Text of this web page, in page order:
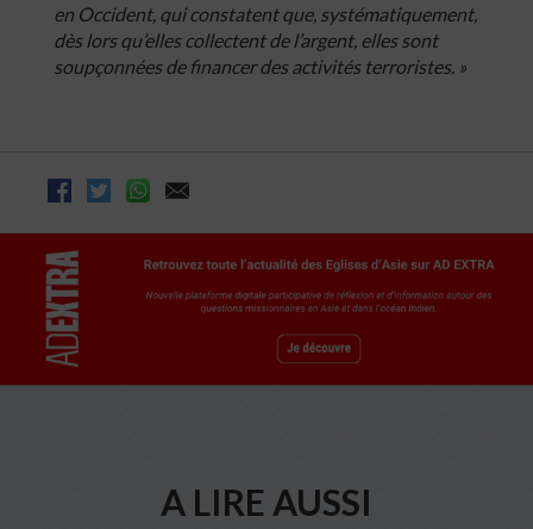
en Occident, qui constatent que, systématiquement,
dès lors qu’elles collectent de l’argent, elles sont
soupçonnées de financer des activités terroristes. »
A LIRE AUSSI